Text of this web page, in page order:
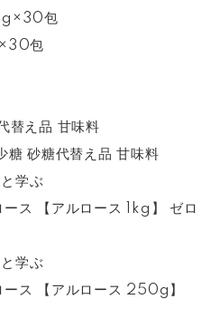
包
包
替え品 甘味料
砂糖代替え品 甘味料
学ぶ
【アルロース 1kg】 ゼロ
学ぶ
ス 【アルロース 250g】